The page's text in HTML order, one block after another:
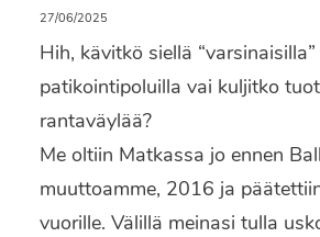
27/06/2025
Hih, kävitkö siellä “varsinaisilla”
patikointipoluilla vai kuljitko
rantaväylää?
Me oltiin Matkassa jo ennen
muuttoamme, 2016 ja
vuorille. Välillä meinasi tulla